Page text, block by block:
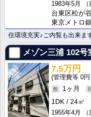
1983年5月
台東区松が
東京メトロ
住環境充実♪ご内覧も出来ま
メゾン三浦 102号
7.5万円
0円
1ヶ月
1DK
24㎡
1955年4月